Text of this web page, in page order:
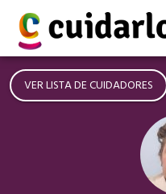
VER LISTA DE CUIDADORES